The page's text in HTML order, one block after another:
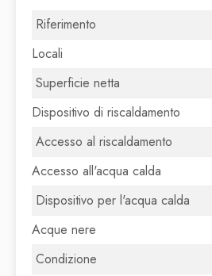
Riferimento
Locali
Superficie netta
Dispositivo di riscaldamento
Accesso al riscaldamento
Accesso all'acqua calda
Dispositivo per l'acqua calda
Acque nere
Condizione